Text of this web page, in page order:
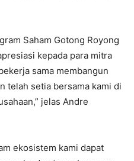
Saham Gotong Royong
kepada para mitra
sama membangun
telah setia bersama kami di
jelas Andre
ekosistem kami dapat